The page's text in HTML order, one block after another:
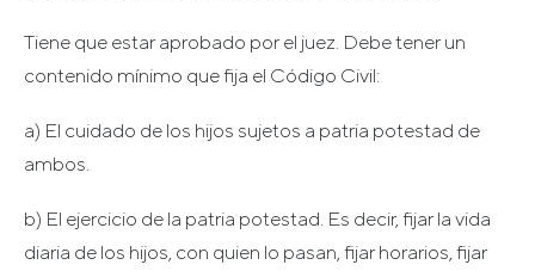
Tiene que estar aprobado por el juez. Debe tener un
contenido mínimo que fija el Código Civil:
a) El cuidado de los hijos sujetos a patria potestad de
ambos.
b) El ejercicio de la patria potestad. Es decir, fijar la vida
diaria de los hijos, con quien lo pasan, fijar horarios, fijar